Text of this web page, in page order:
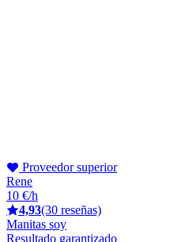
Proveedor superior
Rene
10 €/h
4,93(30 reseñas)
Manitas soy
Resultado garantizado